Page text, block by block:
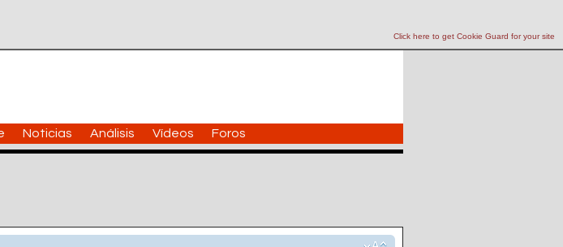
Click here to get Cookie Guard for your site
Noticias Análisis Vídeos Foros